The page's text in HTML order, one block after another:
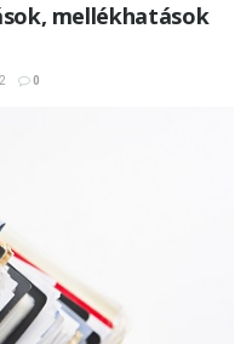
mellékhatások
0